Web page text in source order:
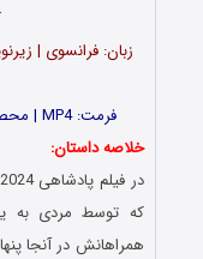
فرمت: MP4 | محصول کشور فرانسه | امتیاز فیلم: 6.9 از 10
خلاصه داستان:
که توسط مردی به
همراهانش در آنجا